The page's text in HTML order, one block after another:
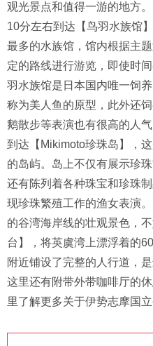
观光景点和值得一游的地方
10分左右到达【鸟羽水族馆
最多的水族馆，馆内根据主
定的路线进行游览，即使时
羽水族馆是日本国内唯一饲
称为美人鱼的原型，此外还
鹅散步等表演也有很高的人
到达【Mikimoto珍珠岛】，
的岛屿。岛上不仅有展示珍
还有陈列着各种珠宝和珍珠
现珍珠繁殖工作的渔女表演
的谷湾海岸线的壮观景色，
台】，将英虞湾上漂浮着的
附近铺设了完整的人行道，
这里还有附带外带咖啡厅的
里了解更多关于伊势志摩国立